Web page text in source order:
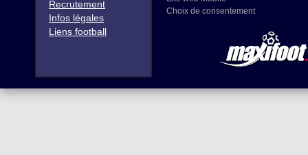
Recrutement
Infos légales
Liens football
Choix de consentement